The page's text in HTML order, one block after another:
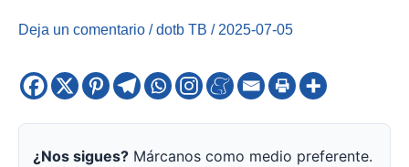
Deja un comentario /dotb TB / 2025-07-05
¿Nos sigues? Márcanos como medio preferente.